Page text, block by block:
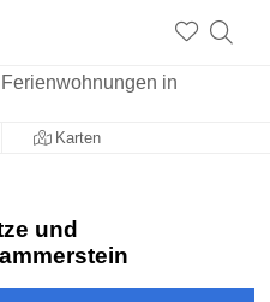
in
Karten
in Rheinland-Pfalz
Über 25 Jahre online
und